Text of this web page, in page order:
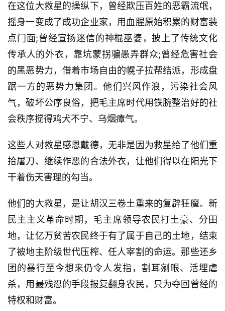
在这位大救星的操纵下，曾经欺压百姓的恶霸流氓，
摇身一变成了成功企业家，用血腥原始积累的财富装
点门面;曾经宣扬迷信的神棍巫婆，披上了传统文化
传承人的外衣，靠坑蒙拐骗愚弄群众;曾经危害社会
的黑恶势力，借着市场自由的幌子拉帮结派，形成盘
踞一方的恶势力集团。他们兴风作浪，污染社会风
气，破坏公序良俗，把毛主席时代用铁腕整治好的社
会秩序搅得鸡犬不宁、乌烟瘴气。
这些人对救星感恩戴德，无非是因为救星给了他们重
拾屠刀、继续作恶的合法外衣，让他们得以在阳光下
干着伤天害理的勾当。
他们的大救星，是让胡汉三卷土重来的复辟狂魔。新
民主主义革命时期，毛主席领导农民打土豪、分田
地，让亿万贫苦农民终于有了属于自己的土地，结束
了被地主阶级世代压榨、任人宰割的命运。那些还乡
团的暴行至今想来仍令人发指，割耳剜眼、活埋虐
杀，用最残忍的手段报复翻身农民，只为夺回曾经的
特权和财富。